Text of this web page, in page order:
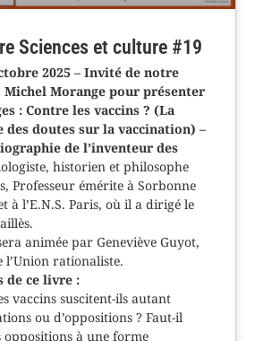
Sciences et culture #19
2025 – Invité de notre
Morange pour présenter
: Contre les vaccins ? (La
des doutes sur la vaccination) –
de l’inventeur des
historien et philosophe
Professeur émérite à Sorbonne
à l’E.N.S. Paris, où il a dirigé le
animée par Geneviève Guyot,
l’Union rationaliste.
de ce livre :
vaccins suscitent-ils autant
ou d’oppositions ? Faut-il
oppositions à une forme